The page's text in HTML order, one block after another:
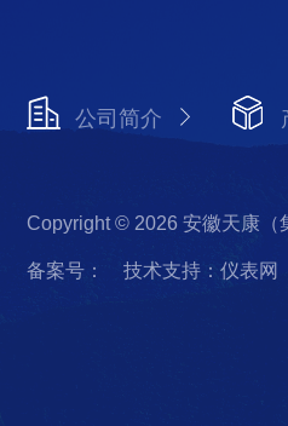
公司简介
Copyright © 2026 安徽天康（
备案号： 技术支持：仪表网